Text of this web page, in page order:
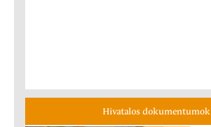
Hivatalos dokumentumok